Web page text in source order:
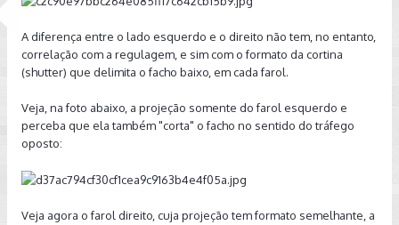
A diferença entre o lado esquerdo e o direito não tem, no entanto,
correlação com a regulagem, e sim com o formato da cortina
(shutter) que delimita o facho baixo, em cada farol.
Veja, na foto abaixo, a projeção somente do farol esquerdo e
perceba que ela também "corta" o facho no sentido do tráfego
oposto:
Veja agora o farol direito, cuja projeção tem formato semelhante, a